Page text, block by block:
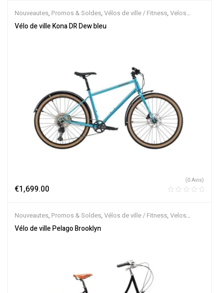
Nouveautes, Promos & Soldes, Vélos de ville / Fitness, Velos
Musculaires
Vélo de ville Kona DR Dew bleu
€1,699.00
(0 Avis)
Nouveautes, Promos & Soldes, Vélos de ville / Fitness, Velos
Musculaires
Vélo de ville Pelago Brooklyn